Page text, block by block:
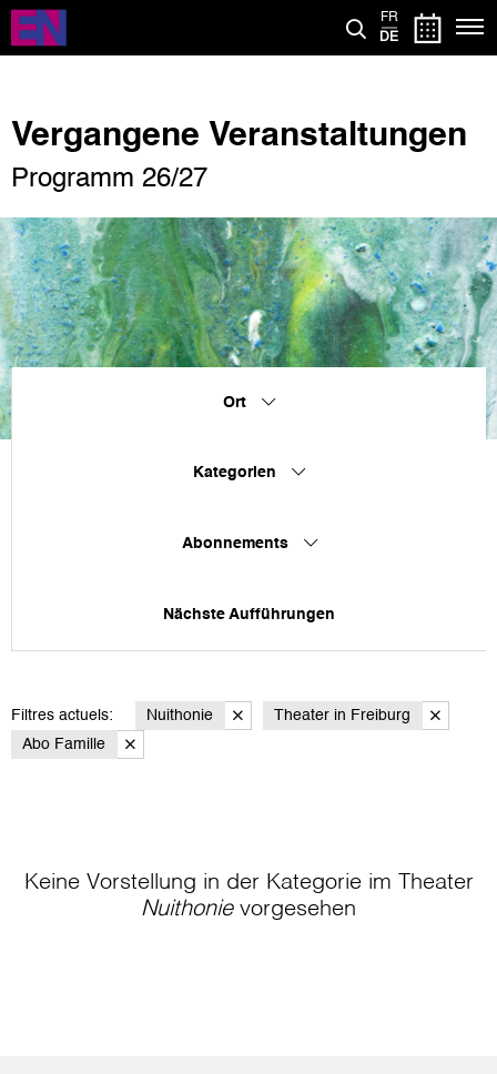
Direkt
zum
Inhalt
FR
DE
Vergangene Veranstaltungen
Programm 26/27
Ort
Kategorien
Abonnements
Nächste Aufführungen
Filtres actuels: Nuithonie
Theater in Freiburg
Abo Famille
Keine Vorstellung in der Kategorie im Theater
Nuithonievorgesehen